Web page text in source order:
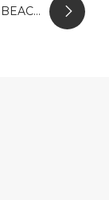
RIU OLIVA BEACH